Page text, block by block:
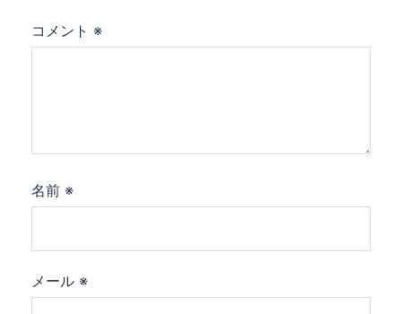
コメント ※
名前 ※
メール ※